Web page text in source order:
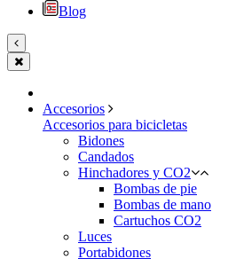
Blog
Accesorios
Accesorios para bicicletas
Bidones
Candados
Hinchadores y CO2
Bombas de pie
Bombas de mano
Cartuchos CO2
Luces
Portabidones